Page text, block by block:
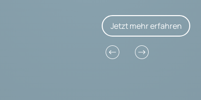
Jetzt mehr erfahren